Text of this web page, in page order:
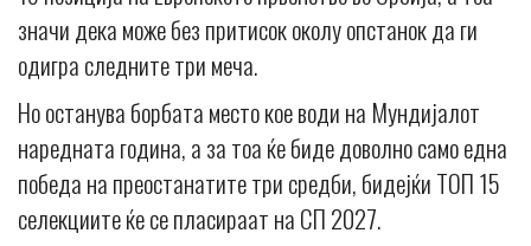
значи дека може без притисок околу опстанок да ги
одигра следните три меча.
Но останува борбата место кое води на Мундијалот
наредната година, а за тоа ќе биде доволно само една
победа на преостанатите три средби, бидејќи ТОП 15
селекциите ќе се пласираат на СП 2027.